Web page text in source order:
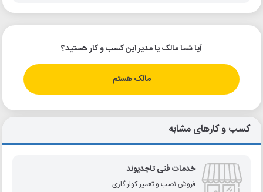
آیا شما مالک یا مدیر این کسب و کار هستید؟
مالک هستم
کسب و کارهای مشابه
خدمات فنی تاجدیوند
فروش نصب و تعمیر کولر گازی